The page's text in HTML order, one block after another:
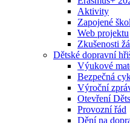
Aktivity
Zapojené
Web projektu
Zkušenosti
Dětské dopravní
Výukové
Bezpečná
Výroční
Otevření
Provozní řád
Dění na